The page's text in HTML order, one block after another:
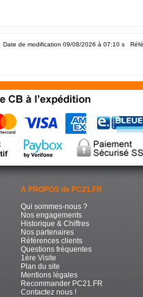
Date de modification 09/08/2026 à 07:10 s
A PROPOS de PC21.FR
Qui sommes-nous ?
Nos engagements
Historique & Chiffres
Nos partenaires
Références clients
Questions fréquentes
1ère Visite
Plan du site
Mentions légales
Recommander PC21.FR
Contactez nous !